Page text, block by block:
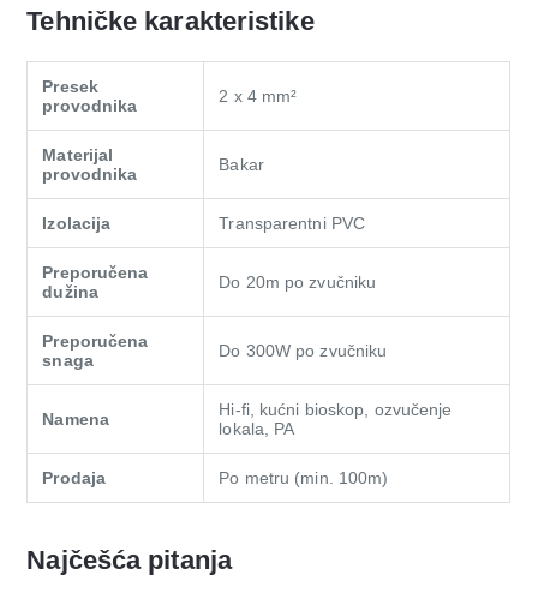
Tehničke karakteristike
Presek
provodnika
2 x 4 mm²
Materijal
provodnika
Bakar
Izolacija Transparentni PVC
Preporučena
dužina
Do 20m po zvučniku
Preporučena
snaga
Do 300W po zvučniku
Namena
Hi-fi, kućni bioskop, ozvučenje
lokala, PA
Prodaja Po metru (min. 100m)
Najčešća pitanja